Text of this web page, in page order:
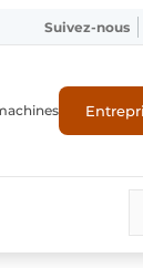
Suivez-nous